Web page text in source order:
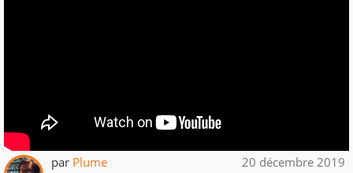
par Plume 20 décembre 2019